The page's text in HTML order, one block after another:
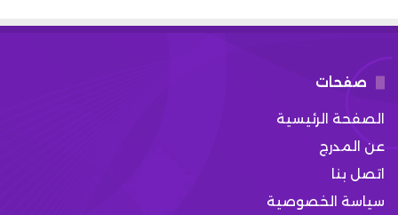
صفحات
الصفحة الرئيسية
عن المدرج
اتصل بنا
سياسة الخصوصية